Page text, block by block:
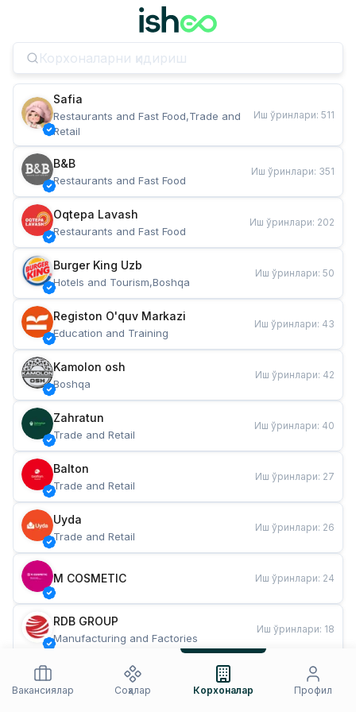
Safia
Restaurants and Fast Food,Trade and
Retail
Иш ўринлари: 511
B&B
Restaurants and Fast Food
Иш ўринлари: 351
Oqtepa Lavash
Restaurants and Fast Food
Иш ўринлари: 202
Burger King Uzb
Hotels and Tourism,Boshqa
Иш ўринлари: 50
Registon O'quv Markazi
Education and Training
Иш ўринлари: 43
Kamolon osh
Boshqa
Иш ўринлари: 42
Zahratun
Trade and Retail
Иш ўринлари: 40
Balton
Trade and Retail
Иш ўринлари: 27
Uyda
Trade and Retail
Иш ўринлари: 26
M COSMETIC Иш ўринлари: 24
RDB GROUP
Manufacturing and Factories
Иш ўринлари: 18
Restaurants and Fast Food
Иш ўринлари
Вакансиялар
Соҳалар Корхоналар Профил